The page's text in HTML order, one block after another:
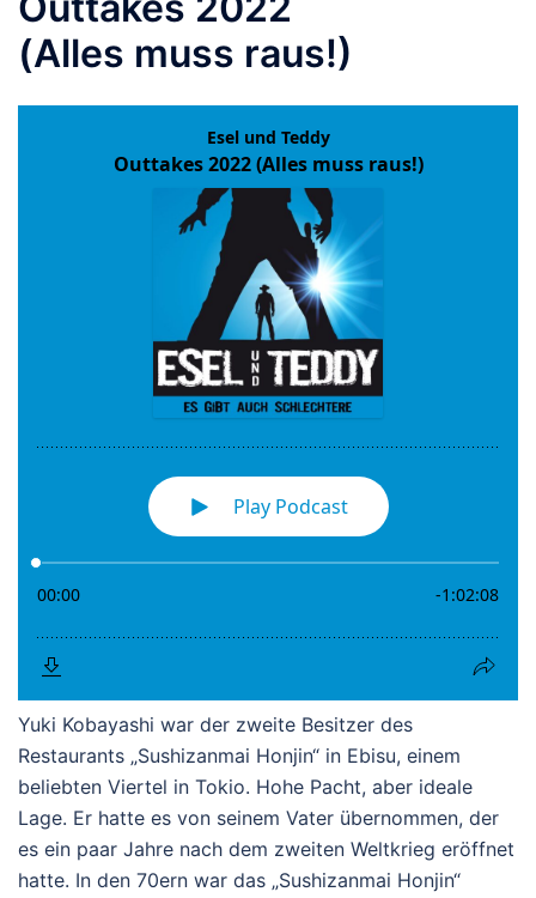
(Alles muss raus!)
Yuki Kobayashi war der zweite Besitzer des
Restaurants „Sushizanmai Honjin“ in Ebisu, einem
beliebten Viertel in Tokio. Hohe Pacht, aber ideale
Lage. Er hatte es von seinem Vater übernommen, der
es ein paar Jahre nach dem zweiten Weltkrieg eröffnet
hatte. In den 70ern war das „Sushizanmai Honjin“